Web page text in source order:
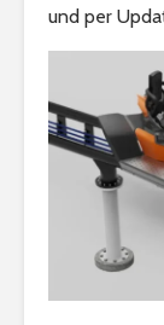
und per